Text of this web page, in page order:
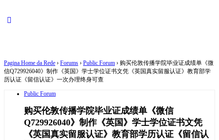
Pagina Home da Rede › Forums › Public Forum › 购买伦敦传播学院毕业证成绩单《微
信Q729926040》制作《英国》学士学位证书文凭《英国真实留服认证》教育部学
历认证《留信认证》一次办理终身可查
Public Forum
购买伦敦传播学院毕业证成绩单《微信
Q729926040》制作《英国》学士学位证书文凭
《英国真实留服认证》教育部学历认证《留信认